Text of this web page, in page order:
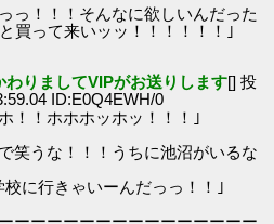
っ！！！そんなに欲しいんだった
買って来いッッ！！！！！！｣
わりましてVIPがお送りします[] 投
ID:E0Q4EWH/0
！！ホホホッホッ！！！｣
笑うな！！！うちに池沼がいるな
に行きゃいーんだっっ！！｣